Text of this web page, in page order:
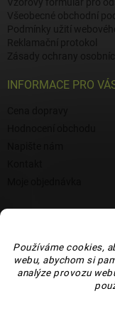
Používáme cookies,
webu, abychom si
analýze provozu
Všeobecné obchodní
Podmínky užití
Reklamační protokol
Zásady ochrany
INFORMACE PRO
Proč si vybrat naši
Jak vybrat vánoční
Co dokážou vaječné